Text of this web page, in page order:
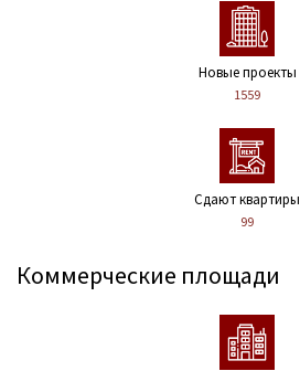
Новые проекты
1559
Сдают квартиры
99
Коммерческие площади